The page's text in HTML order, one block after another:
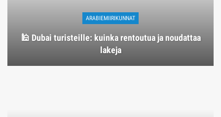
ARABIEMIIRIKUNNAT
🕌 Dubai turisteille: kuinka rentoutua ja noudattaa
lakeja